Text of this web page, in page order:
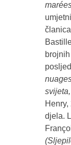
djela.